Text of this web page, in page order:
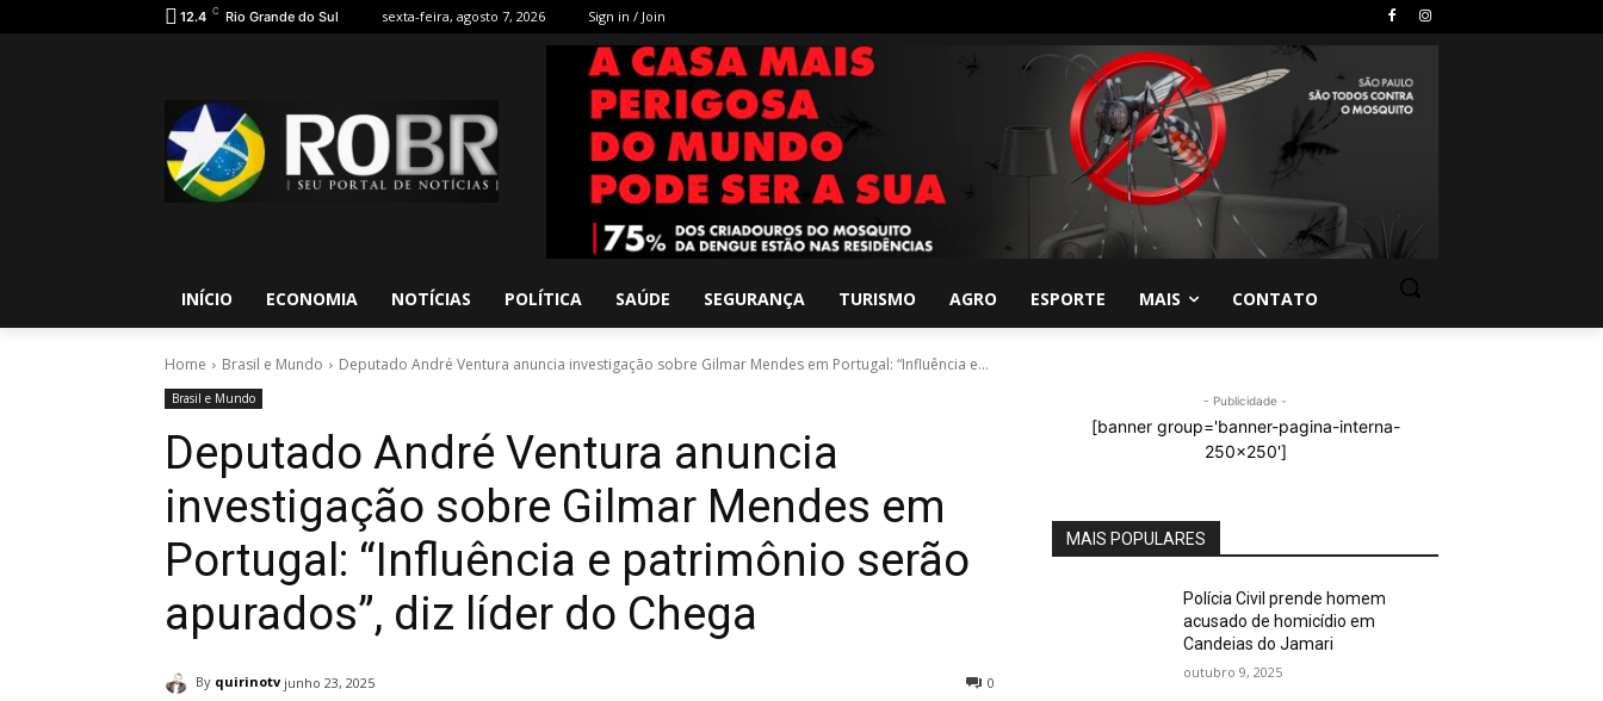
12.4 C Rio Grande do Sul sexta-feira, agosto 7, 2026 Sign in / Join
INÍCIO ECONOMIA NOTÍCIAS POLÍTICA SAÚDE SEGURANÇA TURISMO AGRO ESPORTE MAIS CONTATO
Home Brasil e Mundo Deputado André Ventura anuncia investigação sobre Gilmar Mendes em Portugal: “Influência e...
Brasil e Mundo
Deputado André Ventura anuncia
investigação sobre Gilmar Mendes em
Portugal: “Influência e patrimônio serão
apurados”, diz líder do Chega
By quirinotv junho 23, 2025 0
- Publicidade -
[banner group='banner-pagina-interna-
250x250']
MAIS POPULARES
Polícia Civil prende homem
acusado de homicídio em
Candeias do Jamari
outubro 9, 2025